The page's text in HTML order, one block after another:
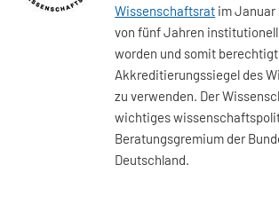
Wissenschaftsrat im Januar
von fünf Jahren
worden und somit
Akkreditierungssiegel des
zu verwenden. Der
wichtiges
Beratungsgremium der
Deutschland.